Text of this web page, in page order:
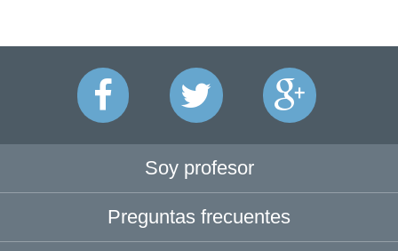
Soy profesor
Preguntas frecuentes